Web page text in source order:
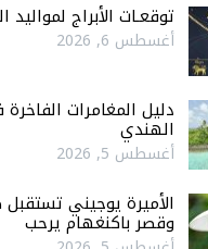
توقعـات الأبراج لمواليد اليوم 6
أغسطس 6, 2026
دليل المغامرات
الهندي
أغسطس 5, 2026
الأميرة يوجيني
وقصر باكنغهام يرحب